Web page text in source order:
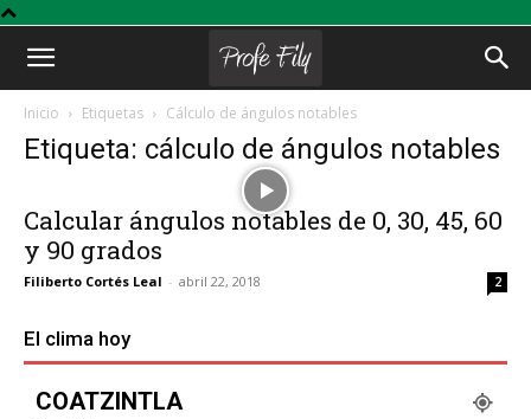
Profe
Inicio Etiquetas Cálculo de ángulos notables
Etiqueta: cálculo de ángulos notables
Calcular ángulos notables de 0, 30, 45, 60
y 90 grados
Filiberto Cortés Leal - abril 22, 2018 2
El clima hoy
COATZINTLA